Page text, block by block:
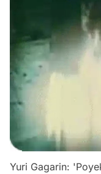
Yuri Gagarin: '